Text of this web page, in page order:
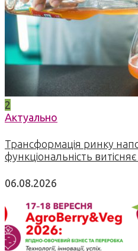
2
Актуально
Трансформація ринку
функціональність
06.08.2026